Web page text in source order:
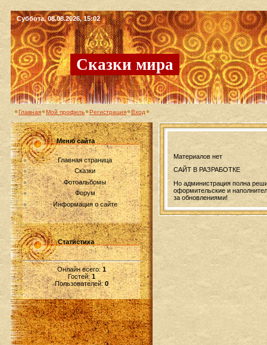
Суббота, 08.08.2026, 15:02
Сказки мира
Главная Мой профиль Регистрация Вход
Меню сайта
Главная страница
Сказки
Фотоальбомы
Форум
Информация о сайте
Статистика
Онлайн всего:1
Гостей:1
Пользователей:0
Материалов нет
САЙТ В РАЗРАБОТКЕ
Но администрация полна
оформительские и
за обновлениями!